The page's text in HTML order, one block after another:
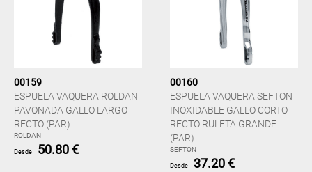
00159
ESPUELA VAQUERA ROLDAN
PAVONADA GALLO LARGO
RECTO (PAR)
ROLDAN
Desde 50.80 €
00160
ESPUELA VAQUERA SEFTON
INOXIDABLE GALLO CORTO
RECTO RULETA GRANDE
(PAR)
SEFTON
Desde 37.20 €